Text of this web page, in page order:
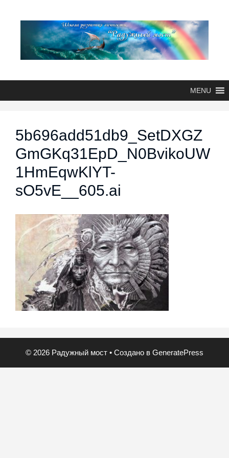
MENU
5b696add51db9_SetDXGZ
GmGKq31EpD_N0BvikoUW
1HmEqwKlYT-
sO5vE__605.ai
© 2026 Радужный мост • Создано в GeneratePress